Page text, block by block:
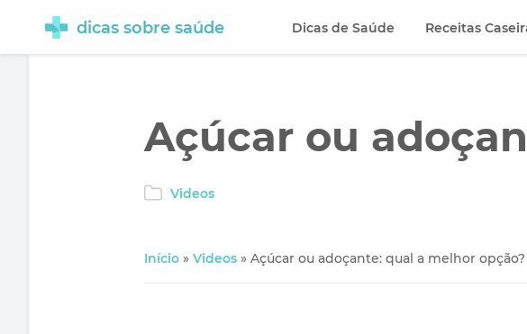
Açúcar ou
Videos
Início » Videos » Açúcar ou adoçante: qual a melhor opção?
dicas sobre saúde Dicas de Saúde Receitas